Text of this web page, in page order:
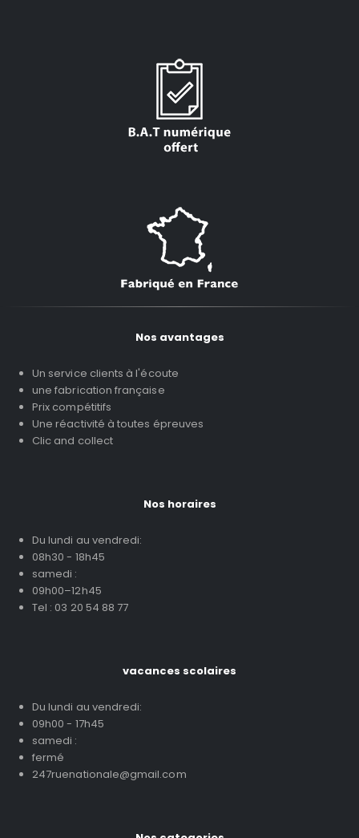
Nos avantages
Un service clients à l'écoute
une fabrication française
Prix compétitifs
Une réactivité à toutes épreuves
Clic and collect
Nos horaires
Du lundi au vendredi:
08h30 - 18h45
samedi :
09h00–12h45
Tel : 03 20 54 88 77
vacances scolaires
Du lundi au vendredi:
09h00 - 17h45
samedi :
fermé
247ruenationale@gmail.com